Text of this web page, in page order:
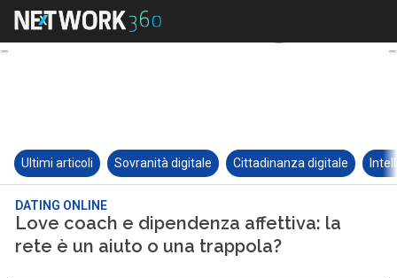
Ultimi articoli Sovranità digitale Cittadinanza digitale
DATING ONLINE
Love coach e dipendenza affettiva: la
rete è un aiuto o una trappola?